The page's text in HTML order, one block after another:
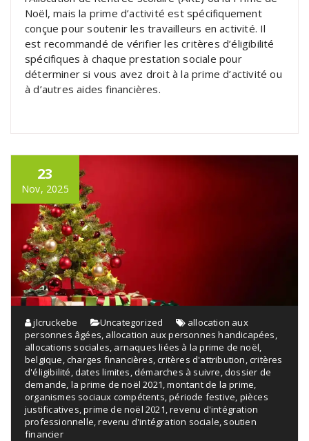
Noël, mais la prime d’activité est spécifiquement
conçue pour soutenir les travailleurs en activité. Il
est recommandé de vérifier les critères d’éligibilité
spécifiques à chaque prestation sociale pour
déterminer si vous avez droit à la prime d’activité ou
à d’autres aides financières.
23
Nov, 2025
jlcruckebe Uncategorized
allocation aux
personnes âgées, allocation aux personnes handicapées,
allocations sociales, arnaques liées à la prime de noël,
belgique,charges financières,critères d'attribution,critères
d'éligibilité,dates limites,démarches à suivre,dossier de
demande, la prime de noël 2021,montant de la prime,
organismes sociaux compétents,période festive, pièces
justificatives,prime de noël 2021,revenu d'intégration
professionnelle,revenu d'intégration sociale, soutien
financier